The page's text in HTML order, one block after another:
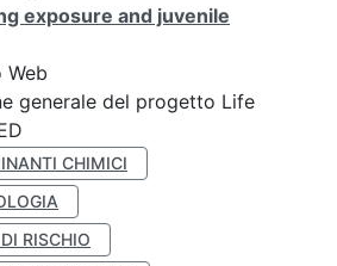
exposure and juvenile
Web
generale del progetto Life
CHIMICI
RISCHIO